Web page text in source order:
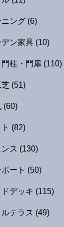
ニング (6)
デン家具 (10)
門柱・門扉 (110)
芝 (51)
(60)
(82)
ス (130)
ート (50)
ドデッキ (115)
ルテラス (49)